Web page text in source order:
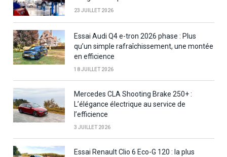
23 JUILLET 2026
Essai Audi Q4 e-tron 2026 phase : Plus
qu’un simple rafraîchissement, une montée
en efficience
18 JUILLET 2026
Mercedes CLA Shooting Brake 250+ :
L’élégance électrique au service de
l’efficience
3 JUILLET 2026
Essai Renault Clio 6 Eco-G 120 : la plus